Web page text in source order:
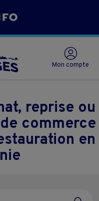
Mon compte
reprise ou
commerce
en